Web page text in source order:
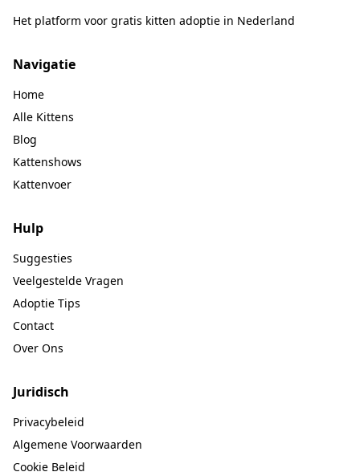
Het platform voor gratis kitten adoptie in Nederland
Navigatie
Home
Alle Kittens
Blog
Kattenshows
Kattenvoer
Hulp
Suggesties
Veelgestelde Vragen
Adoptie Tips
Contact
Over Ons
Juridisch
Privacybeleid
Algemene Voorwaarden
Cookie Beleid